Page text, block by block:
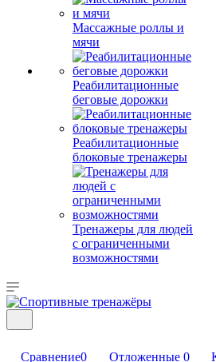
Массажные роллы и
мячи
Реабилитационные
беговые дорожки
Реабилитационные
блоковые тренажеры
Тренажеры для людей
с ограниченными
возможностями
Сравнение0 Отложенные 0